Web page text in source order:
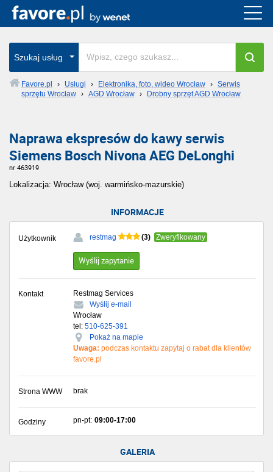
Szukaj usług
Favore.pl › Usługi › Elektronika, foto, wideo Wrocław › Serwis
sprzętu Wrocław › AGD Wrocław › Drobny sprzęt AGD Wrocław
Naprawa ekspresów do kawy serwis
Siemens Bosch Nivona AEG DeLonghi
nr 463919
Lokalizacja: Wrocław (woj. warmińsko-mazurskie)
INFORMACJE
Użytkownik restmag (3) Zweryfikowany
Wyślij zapytanie
Kontakt
Restmag Services
Wyślij e-mail
Wrocław
tel: 510-625-391
Pokaż na mapie
Uwaga: podczas kontaktu zapytaj o rabat dla klientów
favore.pl
Strona WWW brak
Godziny pn-pt: 09:00-17:00
GALERIA